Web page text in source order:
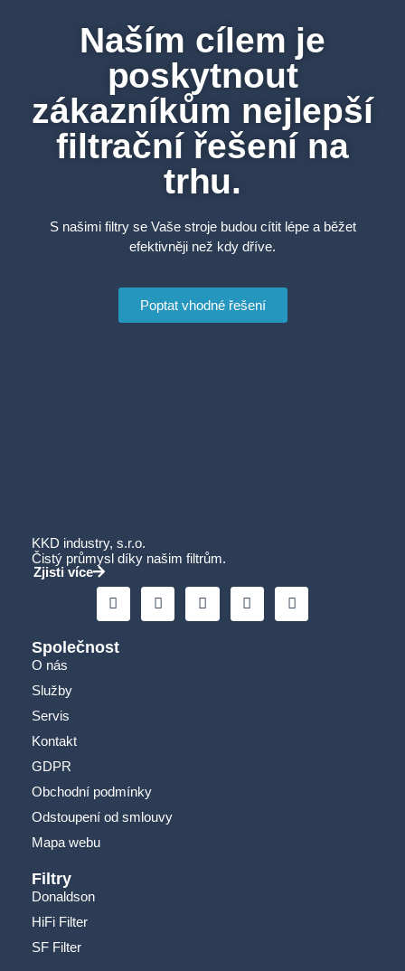
Naším cílem je
poskytnout
zákazníkům nejlepší
filtrační řešení na
trhu.
S našimi filtry se Vaše stroje budou cítit lépe a běžet
efektivněji než kdy dříve.
Poptat vhodné řešení
KKD industry, s.r.o.
Čistý průmysl díky našim filtrům.
Zjisti více
Společnost
O nás
Služby
Servis
Kontakt
GDPR
Obchodní podmínky
Odstoupení od smlouvy
Mapa webu
Filtry
Donaldson
HiFi Filter
SF Filter